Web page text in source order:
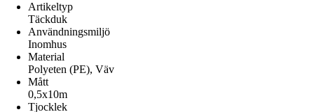
Artikeltyp
Täckduk
Användningsmiljö
Inomhus
Material
Polyeten (PE), Väv
Mått
0,5x10m
Tjocklek